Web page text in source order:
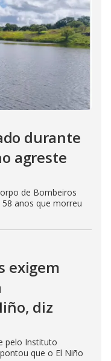
durante
agreste
de Bombeiros
anos que morreu
exigem
diz
pelo Instituto
que o El Niño